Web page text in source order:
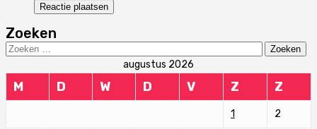
Zoeken
Zoeken
augustus 2026
M D W D V Z Z
1 2